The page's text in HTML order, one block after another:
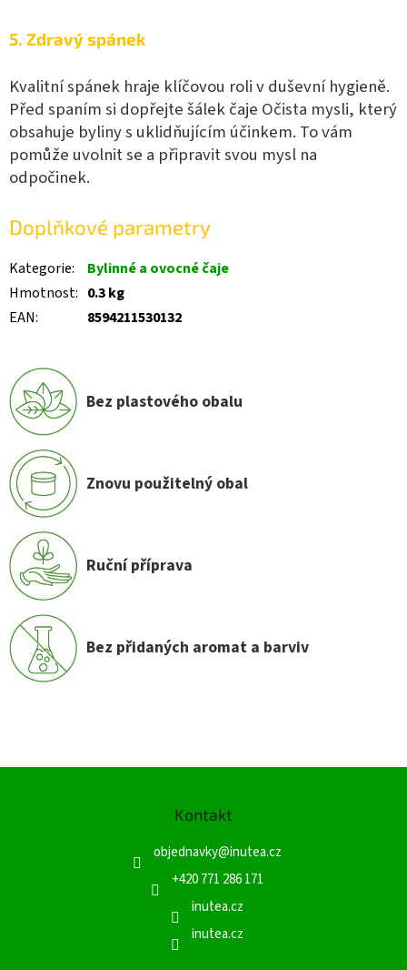
5. Zdravý spánek
Kvalitní spánek hraje klíčovou roli v duševní hygieně.
Před spaním si dopřejte šálek čaje Očista mysli, který
obsahuje byliny s uklidňujícím účinkem. To vám
pomůže uvolnit se a připravit svou mysl na
odpočinek.
Doplňkové parametry
Kategorie:
Bylinné a ovocné čaje
Hmotnost: 0.3 kg
EAN: 8594211530132
Bez plastového obalu
Znovu použitelný obal
Ruční příprava
Bez přidaných aromat a barviv
Kontakt
objednavky@inutea.cz
+420 771 286 171
inutea.cz
inutea.cz